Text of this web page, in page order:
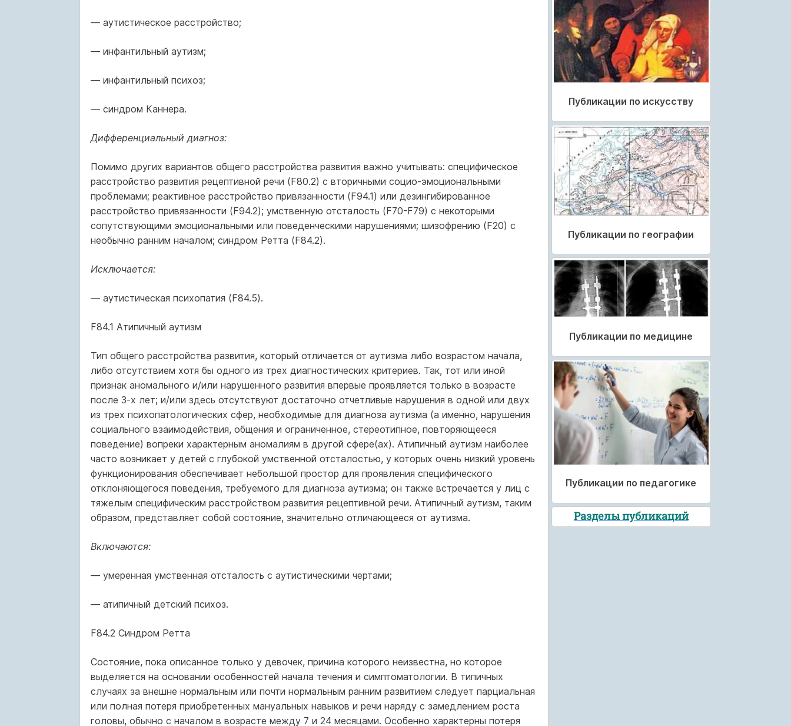
—аутистическое расстройство;
— инфантильный аутизм;
— инфантильный психоз;
— синдром Каннера.
Дифференциальный диагноз:
Помимо других вариантов общего расстройства развития важно учитывать: специфическое
расстройство развития рецептивной речи (F80.2) с вторичными социо-эмоциональными
проблемами; реактивное расстройство привязанности (F94.1) или дезингибированное
расстройство привязанности (F94.2); умственную отсталость (F70-F79) с некоторыми
сопутствующими эмоциональными или поведенческими нарушениями; шизофрению (F20) с
необычно ранним началом; синдром Ретта (F84.2).
Исключается:
— аутистическая психопатия (F84.5).
F84.1 Атипичный аутизм
Тип общего расстройства развития, который отличается от аутизма либо возрастом начала,
либо отсутствием хотя бы одного из трех диагностических критериев. Так, тот или иной
признак аномального и/или нарушенного развития впервые проявляется только в возрасте
после 3-х лет; и/или здесь отсутствуют достаточно отчетливые нарушения в одной или двух
из трех психопатологических сфер, необходимые для диагноза аутизма (а именно, нарушения
социального взаимодействия, общения и ограниченное, стереотипное, повторяющееся
поведение) вопреки характерным аномалиям в другой сфере(ах). Атипичный аутизм наиболее
часто возникает у детей с глубокой умственной отсталостью, у которых очень низкий уровень
функционирования обеспечивает небольшой простор для проявления специфического
отклоняющегося поведения, требуемого для диагноза аутизма; он также встречается у лиц с
тяжелым специфическим расстройством развития рецептивной речи. Атипичный аутизм, таким
образом, представляет собой состояние, значительно отличающееся от аутизма.
Включаются:
—умеренная умственная отсталость с аутистическими чертами;
— атипичный детский психоз.
F84.2 Синдром Ретта
Состояние, пока описанное только у девочек, причина которого неизвестна, но которое
выделяется на основании особенностей начала течения и симптоматологии. В типичных
случаях за внешне нормальным или почти нор­мальным ранним развитием следует парциальная
или полная потеря приобретенных мануальных навыков и речи наряду с замедлением роста
головы, обычно с началом в возрасте между 7 и 24 месяцами. Особенно характерны потеря
Публикации по искусству
Публикации по географии
Публикации по медицине
Публикации по педагогике
Разделы публикаций